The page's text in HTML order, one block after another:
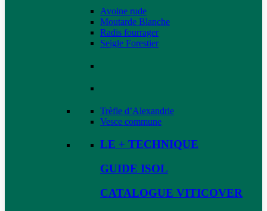
Avoine rude
Moutarde Blanche
Radis fourrager
Seigle Forestier
Trèfle d’Alexandrie
Vesce commune
LE + TECHNIQUE
GUIDE ISOL
CATALOGUE VITICOVER